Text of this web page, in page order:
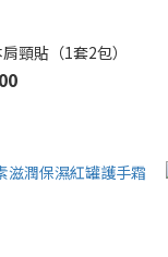
頸貼（1套2包）